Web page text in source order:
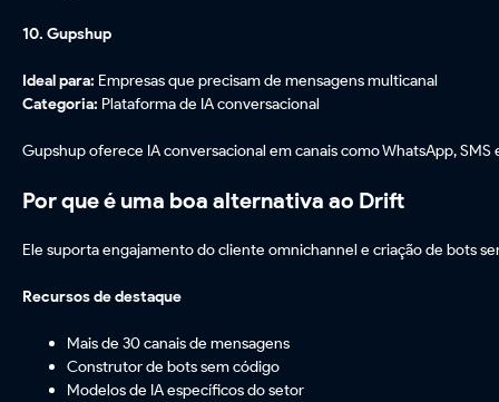
10. Gupshup
Ideal para: Empresas que precisam de mensagens multicanal
Categoria: Plataforma de IA conversacional
Gupshup oferece IA conversacional em canais como WhatsApp, SMS
Por que é uma boa alternativa ao Drift
Ele suporta engajamento do cliente omnichannel e criação de bots
Recursos de destaque
Mais de 30 canais de mensagens
Construtor de bots sem código
Modelos de IA específicos do setor